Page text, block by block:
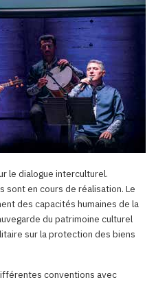
le dialogue interculturel.
sont en cours de réalisation. Le
des capacités humaines de la
du patrimoine culturel
sur la protection des biens
conventions avec